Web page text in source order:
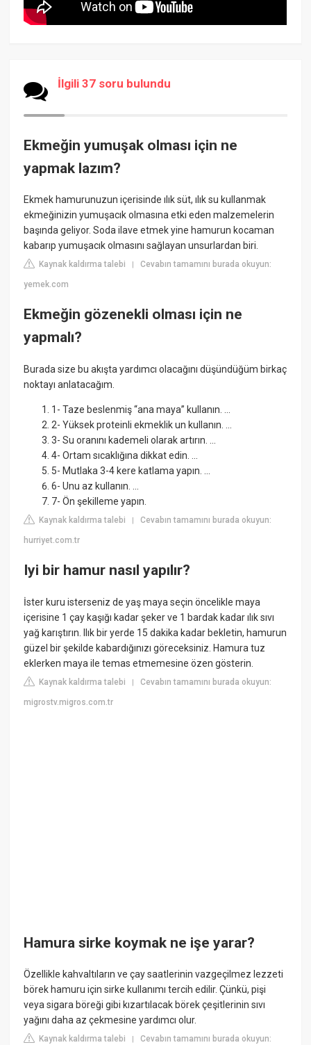
İlgili 37 soru bulundu
Ekmeğin yumuşak olması için ne
yapmak lazım?
Ekmek hamurunuzun içerisinde ılık süt, ılık su kullanmak
ekmeğinizin yumuşacık olmasına etki eden malzemelerin
başında geliyor. Soda ilave etmek yine hamurun kocaman
kabarıp yumuşacık olmasını sağlayan unsurlardan biri.
Kaynak kaldırma talebi |Cevabın tamamını burada okuyun:
yemek.com
Ekmeğin gözenekli olması için ne
yapmalı?
Burada size bu akışta yardımcı olacağını düşündüğüm birkaç
noktayı anlatacağım.
1- Taze beslenmiş “ana maya” kullanın. ...
2- Yüksek proteinli ekmeklik un kullanın. ...
3- Su oranını kademeli olarak artırın. ...
4- Ortam sıcaklığına dikkat edin. ...
5- Mutlaka 3-4 kere katlama yapın. ...
6- Unu az kullanın. ...
7- Ön şekilleme yapın.
Kaynak kaldırma talebi |Cevabın tamamını burada okuyun:
hurriyet.com.tr
Iyi bir hamur nasıl yapılır?
İster kuru isterseniz de yaş maya seçin öncelikle maya
içerisine 1 çay kaşığı kadar şeker ve 1 bardak kadar ılık sıvı
yağ karıştırın. Ilık bir yerde 15 dakika kadar bekletin, hamurun
güzel bir şekilde kabardığınızı göreceksiniz. Hamura tuz
eklerken maya ile temas etmemesine özen gösterin.
Kaynak kaldırma talebi |Cevabın tamamını burada okuyun:
migrostv.migros.com.tr
Hamura sirke koymak ne işe yarar?
Özellikle kahvaltıların ve çay saatlerinin vazgeçilmez lezzeti
börek hamuru için sirke kullanımı tercih edilir. Çünkü, pişi
veya sigara böreği gibi kızartılacak börek çeşitlerinin sıvı
yağını daha az çekmesine yardımcı olur.
Kaynak kaldırma talebi |Cevabın tamamını burada okuyun: